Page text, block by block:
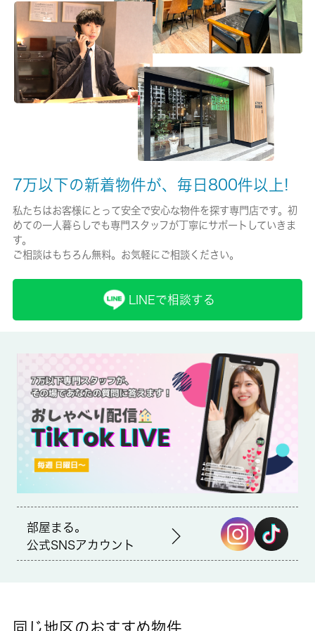
有/18000円
保険名/保険期間
-/2年
保証人代行
賃貸区分/契約期間
一般/2年
取引形態
仲介
備考
初期費用のクレジット決済が可能
ファミリーマート 東青梅駅前店まで徒歩3分と近場にコンビニが
あるのもポイント。室内設備はエアコン・フローリングなど大変
充実しております。敷地内に居住者用の駐輪場がある物件です。
青梅市での住まい探しを当社スタッフがサポート致します。まず
はご希望条件などをお申しつけください。それを元にお客様に合
ったお住まいをご紹介いたします。
7万以下の新着物件が、毎日800件以上!
私たちはお客様にとって安全で安心な物件を探す専門店です。初
めての一人暮らしでも専門スタッフが丁寧にサポートしていきま
す。
ご相談はもちろん無料。お気軽にご相談ください。
LINEで相談する
部屋まる。
公式SNSアカウント
同じ地区のおすすめ物件